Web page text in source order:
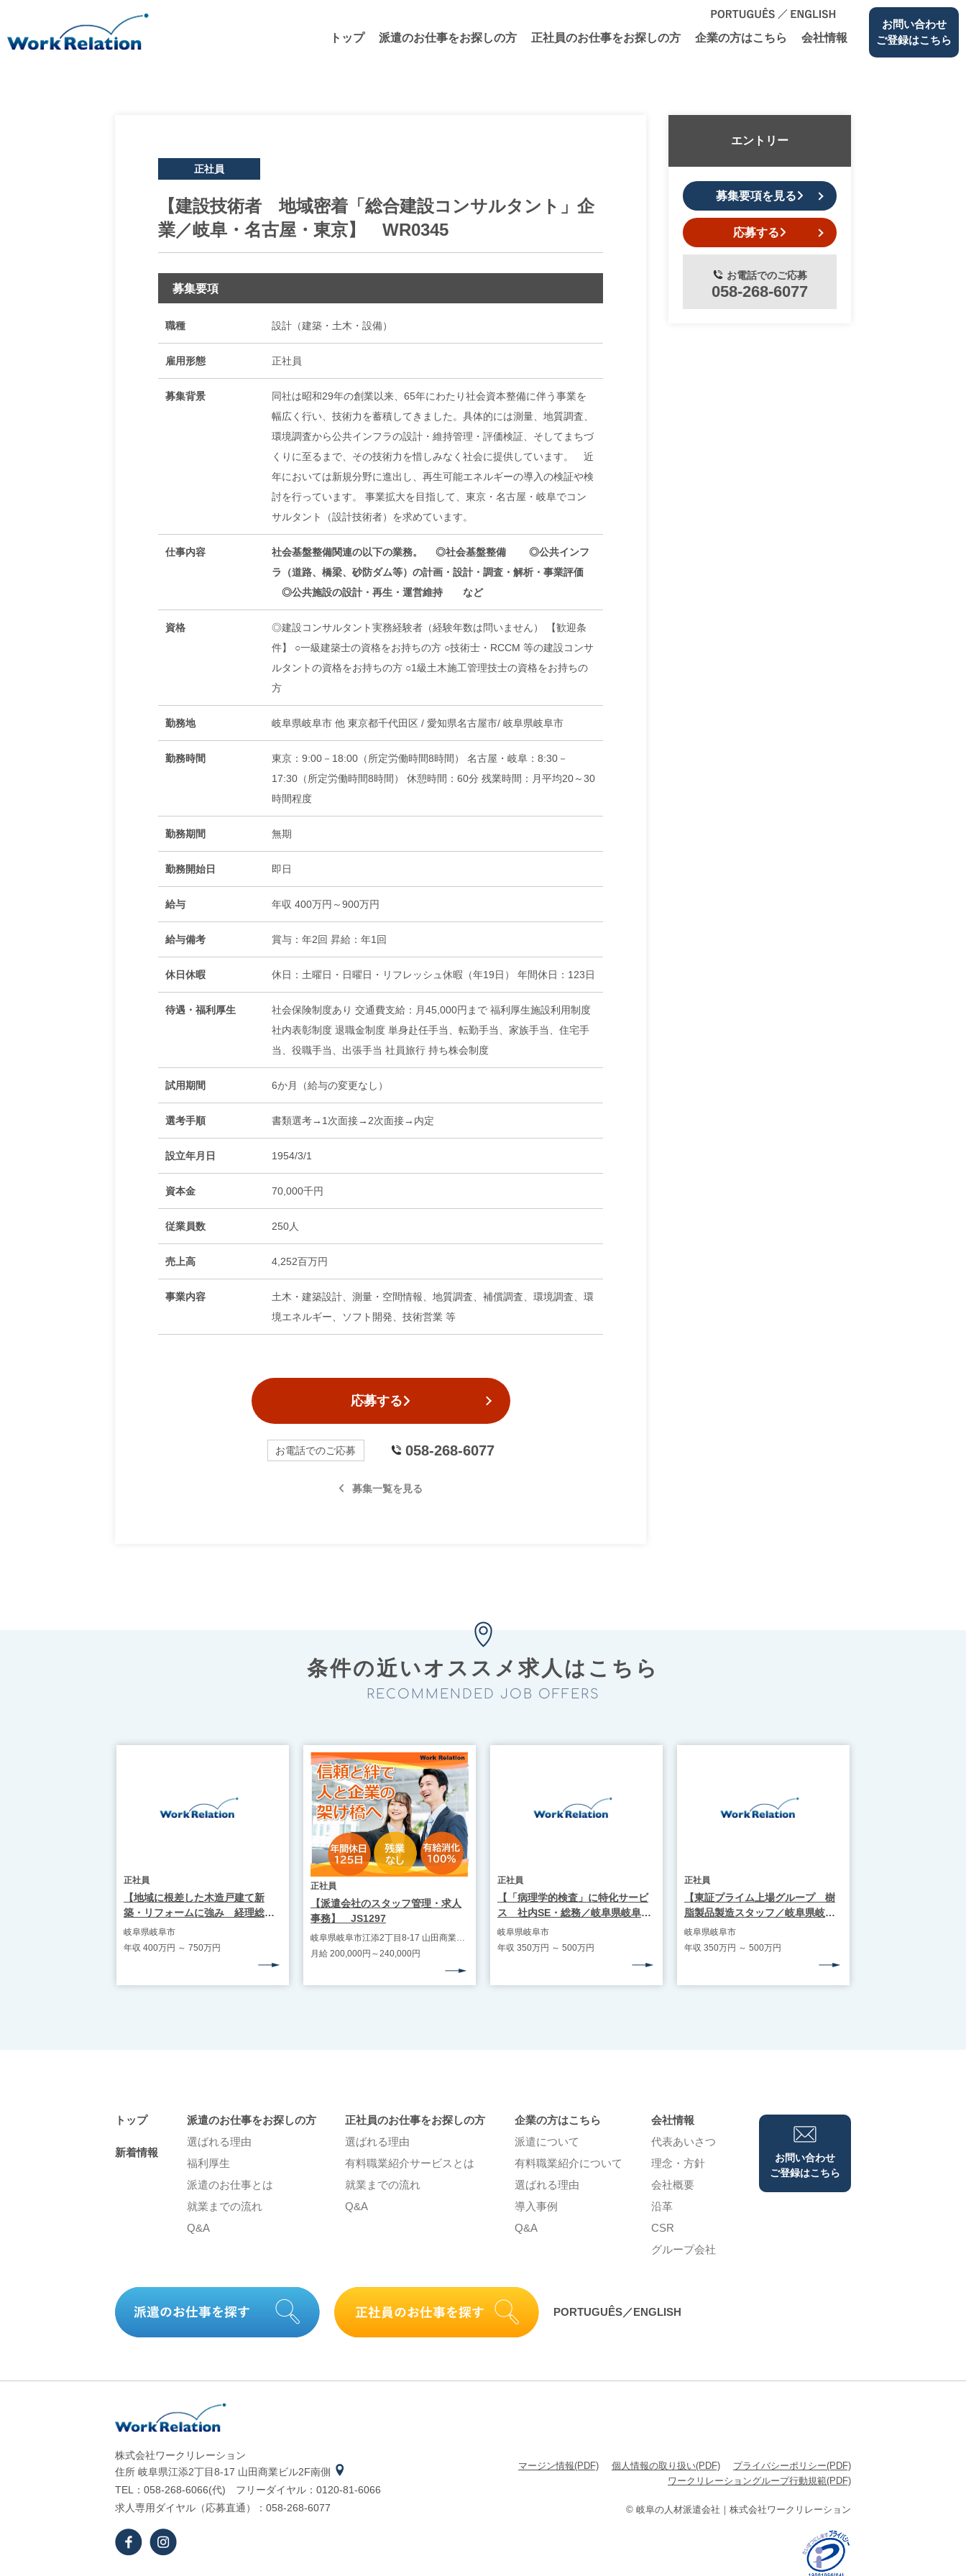
トップ 派遣のお仕事をお探しの⽅ 正社員のお仕事をお探しの⽅ 企業の⽅はこちら 会社情報
お問い合わせ
ご登録はこちら
正社員
【建設技術者 地域密着「総合建設コンサルタント」企
業／岐阜・名古屋・東京】 WR0345
募集要項
職種 設計（建築・土木・設備）
雇用形態 正社員
募集背景
同社は昭和29年の創業以来、65年にわたり社会資本整備に伴う事業を
幅広く行い、技術力を蓄積してきました。具体的には測量、地質調査、
環境調査から公共インフラの設計・維持管理・評価検証、そしてまちづ
くりに至るまで、その技術力を惜しみなく社会に提供しています。 近
年においては新規分野に進出し、再生可能エネルギーの導入の検証や検
討を行っています。 事業拡大を目指して、東京・名古屋・岐阜でコン
サルタント（設計技術者）を求めています。
仕事内容 社会基盤整備関連の以下の業務。 ◎社会基盤整備
◎公共インフ
ラ（道路、橋梁、砂防ダム等）の計画・設計・調査・解析・事業評価
◎公共施設の設計・再生・運営維持 など
資格
◎建設コンサルタント実務経験者（経験年数は問いません） 【歓迎条
件】 ○一級建築士の資格をお持ちの方 ○技術士・RCCM 等の建設コンサ
ルタントの資格をお持ちの方 ○1級土木施工管理技士の資格をお持ちの
方
勤務地 岐阜県岐阜市 他 東京都千代田区 / 愛知県名古屋市/ 岐阜県岐阜市
勤務時間
東京：9:00－18:00（所定労働時間8時間） 名古屋・岐阜：8:30－
17:30（所定労働時間8時間） 休憩時間：60分 残業時間：月平均20～30
時間程度
勤務期間 無期
勤務開始日 即日
給与 年収 400万円～900万円
給与備考 賞与：年2回 昇給：年1回
休日休暇 休日：土曜日・日曜日・リフレッシュ休暇（年19日） 年間休日：123日
待遇・福利厚生
社会保険制度あり 交通費支給：月45,000円まで 福利厚生施設利用制度
社内表彰制度 退職金制度 単身赴任手当、転勤手当、家族手当、住宅手
当、役職手当、出張手当 社員旅行 持ち株会制度
試用期間 6か月（給与の変更なし）
選考手順 書類選考→1次面接→2次面接→内定
設立年月日 1954/3/1
資本金 70,000千円
従業員数 250人
売上高 4,252百万円
事業内容
土木・建築設計、測量・空間情報、地質調査、補償調査、環境調査、環
境エネルギー、ソフト開発、技術営業 等
応募する
お電話でのご応募 058-268-6077
募集一覧を見る
エントリー
募集要項を見る
応募する
お電話でのご応募
058-268-6077
条件の近いオススメ求⼈はこちら
RECOMMENDED JOB OFFERS
正社員
【地域に根差した木造戸建て新
築・リフォームに強み 経理総務
管理者/岐阜市】 WR1936
岐阜県岐阜市
年収 400万円 ～ 750万円
正社員
【派遣会社のスタッフ管理・求人
事務】 JS1297
月給 200,000円～240,000円
正社員
【「病理学的検査」に特化サービ
ス 社内SE・総務／岐阜県岐阜
市】WR1935
岐阜県岐阜市
年収 350万円 ～ 500万円
正社員
【東証プライム上場グループ 樹
脂製品製造スタッフ／岐阜県岐阜
市】WR1951
岐阜県岐阜市
年収 350万円 ～ 500万円
トップ
新着情報
派遣のお仕事をお探しの⽅
選ばれる理由
福利厚生
派遣のお仕事とは
就業までの流れ
Q&A
正社員のお仕事をお探しの⽅
選ばれる理由
有料職業紹介サービスとは
就業までの流れ
Q&A
企業の⽅はこちら
派遣について
有料職業紹介について
選ばれる理由
導⼊事例
Q&A
会社情報
代表あいさつ
理念・⽅針
会社概要
沿⾰
CSR
グループ会社
お問い合わせ
ご登録はこちら
PORTUGUÊS／ENGLISH
株式会社ワークリレーション
住所 岐⾩県江添2丁⽬8-17 ⼭⽥商業ビル2F南側
TEL：058-268-6066(代) フリーダイヤル：0120-81-6066
求⼈専⽤ダイヤル（応募直通）：058-268-6077
マージン情報(PDF) 個⼈情報の取り扱い(PDF)
プライバシーポリシー(PDF)
ワークリレーショングループ行動規範(PDF)
© 岐⾩の⼈材派遣会社｜株式会社ワークリレーション